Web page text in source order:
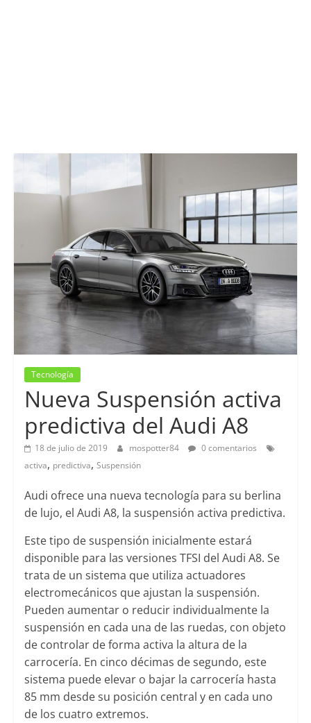
Tecnología
Nueva Suspensión activa
predictiva del Audi A8
18 de julio de 2019 mospotter84
0 comentarios
activa, predictiva, Suspensión
Audi ofrece una nueva tecnología para su berlina
de lujo, el Audi A8, la suspensión activa predictiva.
Este tipo de suspensión inicialmente estará
disponible para las versiones TFSI del Audi A8. Se
trata de un sistema que utiliza actuadores
electromecánicos que ajustan la suspensión.
Pueden aumentar o reducir individualmente la
suspensión en cada una de las ruedas, con objeto
de controlar de forma activa la altura de la
carrocería. En cinco décimas de segundo, este
sistema puede elevar o bajar la carrocería hasta
85 mm desde su posición central y en cada uno
de los cuatro extremos.